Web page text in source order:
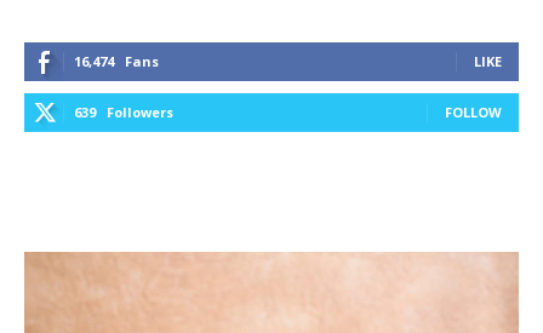
16,474 Fans LIKE
639 Followers FOLLOW